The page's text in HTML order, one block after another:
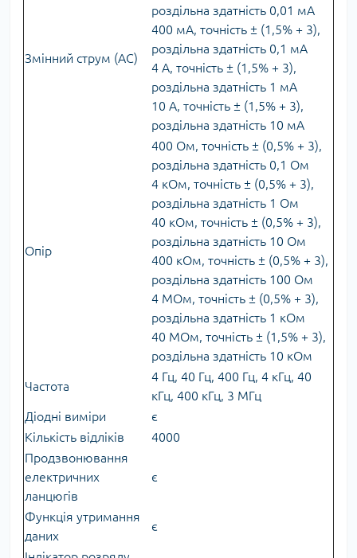
Змінний струм (AC)
роздільна здатність 0,01 мА
400 мА, точність ± (1,5% + 3),
роздільна здатність 0,1 мА
4 А, точність ± (1,5% + 3),
роздільна здатність 1 мА
10 А, точність ± (1,5% + 3),
роздільна здатність 10 мА
Опір
400 Ом, точність ± (0,5% + 3),
роздільна здатність 0,1 Ом
4 кОм, точність ± (0,5% + 3),
роздільна здатність 1 Ом
40 кОм, точність ± (0,5% + 3),
роздільна здатність 10 Ом
400 кОм, точність ± (0,5% + 3),
роздільна здатність 100 Ом
4 МОм, точність ± (0,5% + 3),
роздільна здатність 1 кОм
40 МОм, точність ± (1,5% + 3),
роздільна здатність 10 кОм
Частота
4 Гц, 40 Гц, 400 Гц, 4 кГц, 40
кГц, 400 кГц, 3 МГц
Діодні виміри
є
Кількість відліків
4000
Продзвонювання
електричних
ланцюгів
є
Функція утримання
даних
є